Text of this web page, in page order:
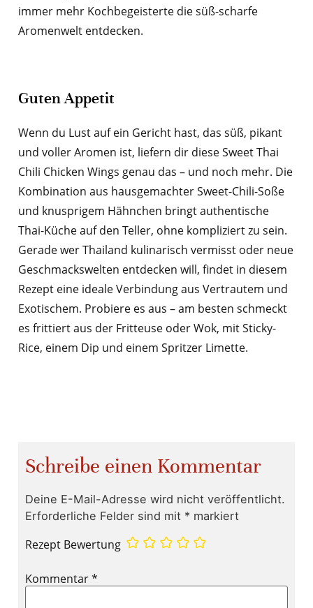
immer mehr Kochbegeisterte die süß-scharfe
Aromenwelt entdecken.
Guten Appetit
Wenn du Lust auf ein Gericht hast, das süß, pikant
und voller Aromen ist, liefern dir diese Sweet Thai
Chili Chicken Wings genau das – und noch mehr. Die
Kombination aus hausgemachter Sweet-Chili-Soße
und knusprigem Hähnchen bringt authentische
Thai-Küche auf den Teller, ohne kompliziert zu sein.
Gerade wer Thailand kulinarisch vermisst oder neue
Geschmackswelten entdecken will, findet in diesem
Rezept eine ideale Verbindung aus Vertrautem und
Exotischem. Probiere es aus – am besten schmeckt
es frittiert aus der Fritteuse oder Wok, mit Sticky-
Rice, einem Dip und einem Spritzer Limette.
Schreibe einen Kommentar
Deine E-Mail-Adresse wird nicht veröffentlicht.
Erforderliche Felder sind mit * markiert
Rezept Bewertung
Kommentar*